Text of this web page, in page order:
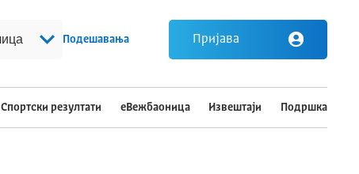
Подешавaња Пријава
Спортски резултати еВежбаоница Извештаји Подршка